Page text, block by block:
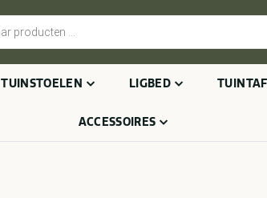
TUINSTOELEN LIGBED
ACCESSOIRES